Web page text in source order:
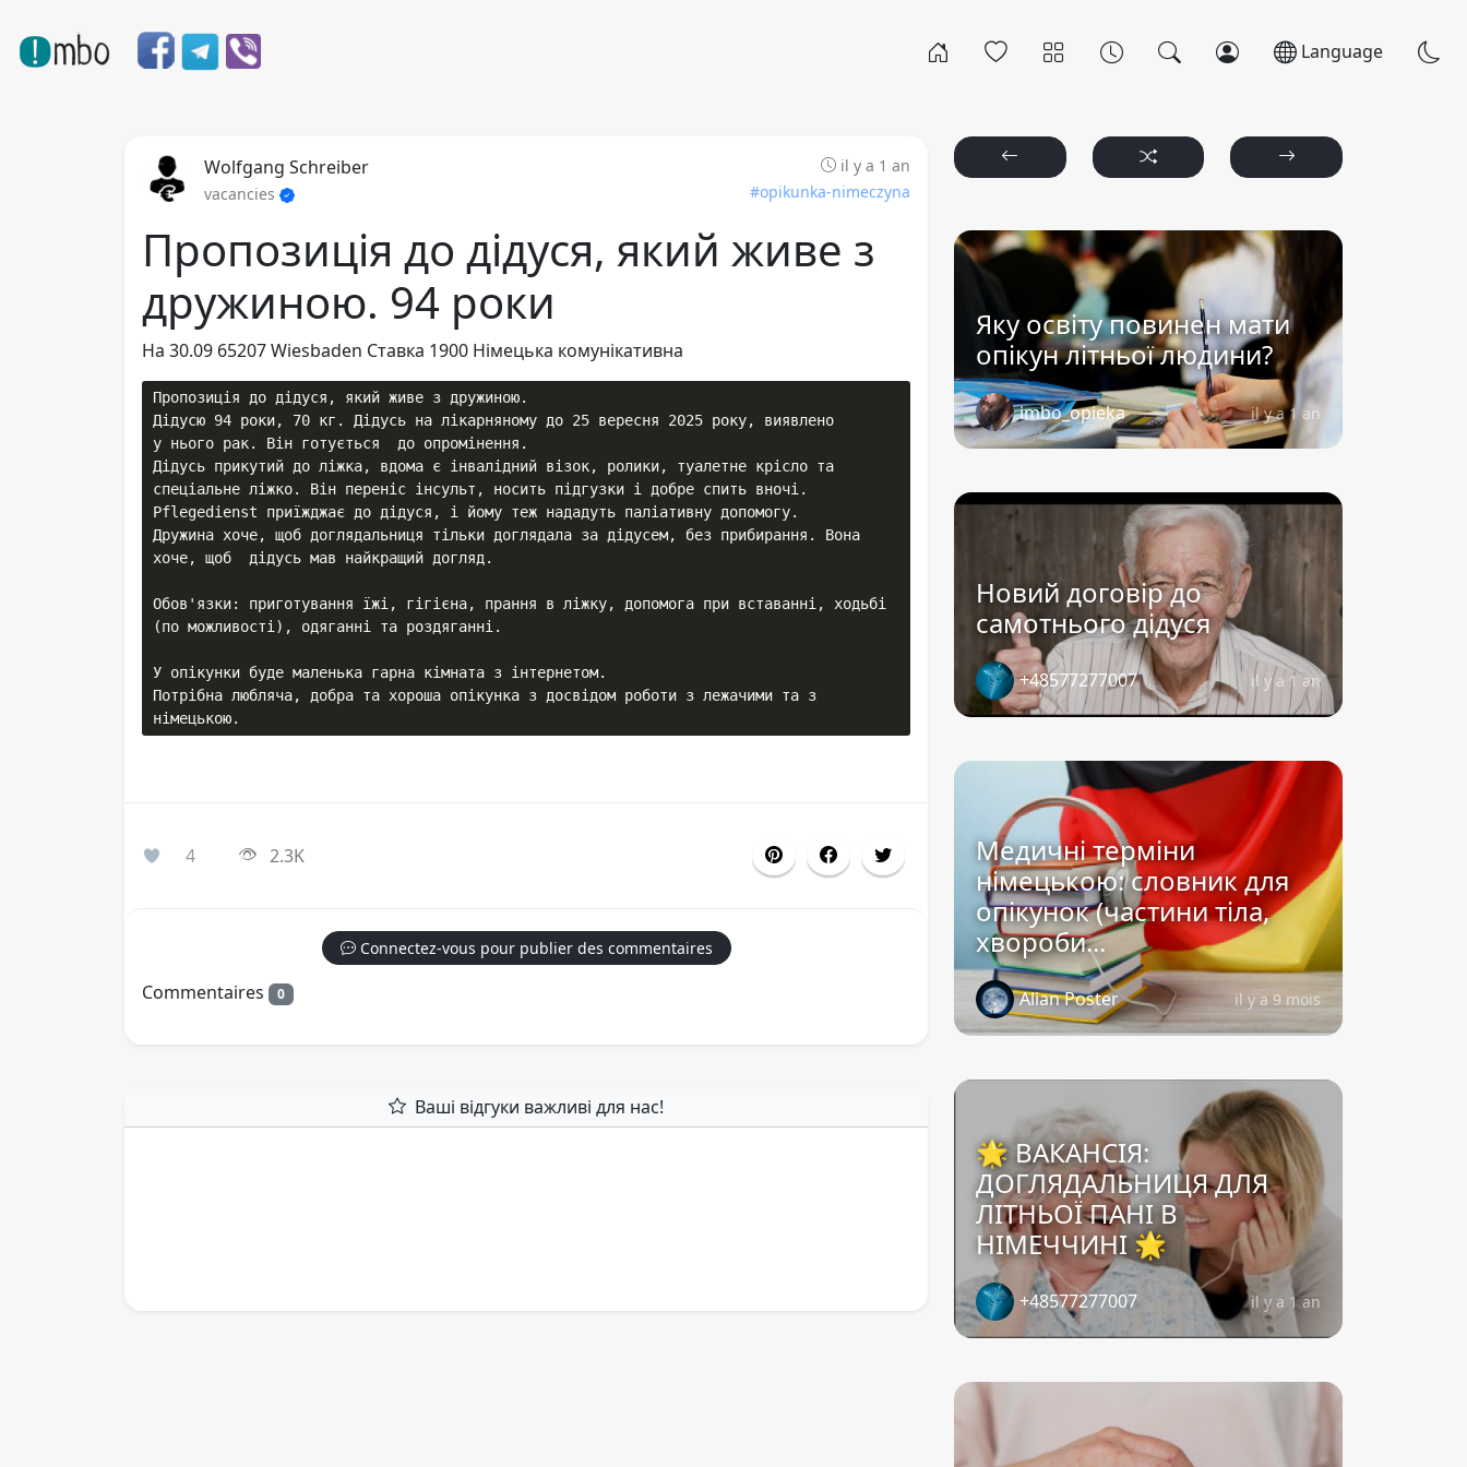
Language
Wolfgang Schreiber
il y a 1 an
vacancies
#opikunka-nimeczyna
Пропозиція до дідуся, який живе з
дружиною. 94 роки
На 30.09 65207 Wiesbaden Ставка 1900 Німецька комунікативна
Пропозиція до дідуся, який живе з дружиною.
Дідусю 94 роки, 70 кг. Дідусь на лікарняному до 25 вересня 2025 року, виявлено
у нього рак. Він готується  до опромінення.
Дідусь прикутий до ліжка, вдома є інвалідний візок, ролики, туалетне крісло та
спеціальне ліжко. Він переніс інсульт, носить підгузки і добре спить вночі.
Pflegedienst приїжджає до дідуся, і йому теж нададуть паліативну допомогу.
Дружина хоче, щоб доглядальниця тільки доглядала за дідусем, без прибирання. Вона
хоче, щоб  дідусь мав найкращий догляд.
Обов'язки: приготування їжі, гігієна, прання в ліжку, допомога при вставанні, ходьбі
(по можливості), одяганні та роздяганні.
У опікунки буде маленька гарна кімната з інтернетом.
Потрібна любляча, добра та хороша опікунка з досвідом роботи з лежачими та з
4 2.3K
Connectez-vous pour publier des commentaires
Commentaires 0
Ваші відгуки важливі для нас!
Яку освіту повинен мати
опікун літньої людини?
imbo_opieka il y a 1 an
Новий договір до
самотнього дідуся
+48577277007 il y a 1 an
Медичні терміни
німецькою: словник для
опікунок (частини тіла,
хвороби...
Alian Poster il y a 9 mois
🌟 ВАКАНСІЯ:
ДОГЛЯДАЛЬНИЦЯ ДЛЯ
ЛІТНЬОЇ ПАНІ В
НІМЕЧЧИНІ 🌟
+48577277007 il y a 1 an